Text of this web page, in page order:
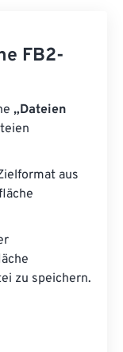
FB2-
„Dateien
aus
zu speichern.